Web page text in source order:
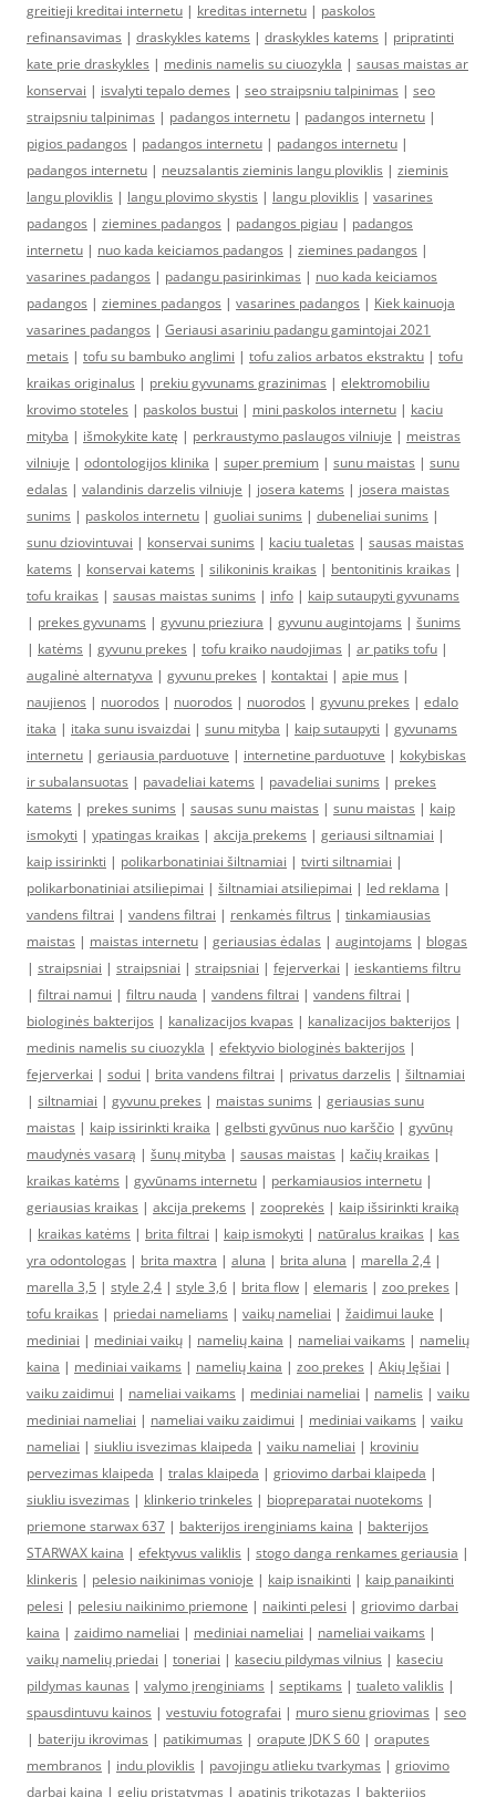
greitieji kreditai internetu | kreditas internetu | paskolos
refinansavimas | draskykles katems | draskykles katems | pripratinti
kate prie draskykles | medinis namelis su ciuozykla | sausas maistas ar
konservai | isvalyti tepalo demes | seo straipsniu talpinimas | seo
straipsniu talpinimas | padangos internetu | padangos internetu |
pigios padangos | padangos internetu | padangos internetu |
padangos internetu | neuzsalantis zieminis langu ploviklis | zieminis
langu ploviklis | langu plovimo skystis | langu ploviklis | vasarines
padangos | ziemines padangos | padangos pigiau | padangos
internetu | nuo kada keiciamos padangos | ziemines padangos |
vasarines padangos | padangu pasirinkimas | nuo kada keiciamos
padangos | ziemines padangos | vasarines padangos | Kiek kainuoja
vasarines padangos | Geriausi asariniu padangu gamintojai 2021
metais | tofu su bambuko anglimi | tofu zalios arbatos ekstraktu | tofu
kraikas originalus | prekiu gyvunams grazinimas | elektromobiliu
krovimo stoteles | paskolos bustui | mini paskolos internetu | kaciu
mityba | išmokykite katę | perkraustymo paslaugos vilniuje | meistras
vilniuje | odontologijos klinika | super premium | sunu maistas | sunu
edalas | valandinis darzelis vilniuje | josera katems | josera maistas
sunims | paskolos internetu | guoliai sunims | dubeneliai sunims |
sunu dziovintuvai | konservai sunims | kaciu tualetas | sausas maistas
katems | konservai katems | silikoninis kraikas | bentonitinis kraikas |
tofu kraikas | sausas maistas sunims | info | kaip sutaupyti gyvunams
| prekes gyvunams | gyvunu prieziura | gyvunu augintojams | šunims
| katėms | gyvunu prekes | tofu kraiko naudojimas | ar patiks tofu |
augalinė alternatyva | gyvunu prekes | kontaktai | apie mus |
naujienos | nuorodos | nuorodos | nuorodos | gyvunu prekes | edalo
itaka | itaka sunu isvaizdai | sunu mityba | kaip sutaupyti | gyvunams
internetu | geriausia parduotuve | internetine parduotuve | kokybiskas
ir subalansuotas | pavadeliai katems | pavadeliai sunims | prekes
katems | prekes sunims | sausas sunu maistas | sunu maistas | kaip
ismokyti | ypatingas kraikas | akcija prekems | geriausi siltnamiai |
kaip issirinkti | polikarbonatiniai šiltnamiai | tvirti siltnamiai |
polikarbonatiniai atsiliepimai | šiltnamiai atsiliepimai | led reklama |
vandens filtrai | vandens filtrai | renkamės filtrus | tinkamiausias
maistas | maistas internetu | geriausias ėdalas | augintojams | blogas
| straipsniai | straipsniai | straipsniai | fejerverkai | ieskantiems filtru
| filtrai namui | filtru nauda | vandens filtrai | vandens filtrai |
biologinės bakterijos | kanalizacijos kvapas | kanalizacijos bakterijos |
medinis namelis su ciuozykla | efektyvio biologinės bakterijos |
fejerverkai | sodui | brita vandens filtrai | privatus darzelis | šiltnamiai
| siltnamiai | gyvunu prekes | maistas sunims | geriausias sunu
maistas | kaip issirinkti kraika | gelbsti gyvūnus nuo karščio | gyvūnų
maudynės vasarą | šunų mityba | sausas maistas | kačių kraikas |
kraikas katėms | gyvūnams internetu | perkamiausios internetu |
geriausias kraikas | akcija prekems | zooprekės | kaip išsirinkti kraiką
| kraikas katėms | brita filtrai | kaip ismokyti | natūralus kraikas | kas
yra odontologas | brita maxtra | aluna | brita aluna | marella 2,4 |
marella 3,5 | style 2,4 | style 3,6 | brita flow | elemaris | zoo prekes |
tofu kraikas | priedai nameliams | vaikų nameliai | žaidimui lauke |
mediniai | mediniai vaikų | namelių kaina | nameliai vaikams | namelių
kaina | mediniai vaikams | namelių kaina | zoo prekes | Akių lęšiai |
vaiku zaidimui | nameliai vaikams | mediniai nameliai | namelis | vaiku
mediniai nameliai | nameliai vaiku zaidimui | mediniai vaikams | vaiku
nameliai | siukliu isvezimas klaipeda | vaiku nameliai | kroviniu
pervezimas klaipeda | tralas klaipeda | griovimo darbai klaipeda |
siukliu isvezimas | klinkerio trinkeles | biopreparatai nuotekoms |
priemone starwax 637 | bakterijos irenginiams kaina | bakterijos
STARWAX kaina | efektyvus valiklis | stogo danga renkames geriausia |
klinkeris | pelesio naikinimas vonioje | kaip isnaikinti | kaip panaikinti
pelesi | pelesiu naikinimo priemone | naikinti pelesi | griovimo darbai
kaina | zaidimo nameliai | mediniai nameliai | nameliai vaikams |
vaikų namelių priedai | toneriai | kaseciu pildymas vilnius | kaseciu
pildymas kaunas | valymo įrenginiams | septikams | tualeto valiklis |
spausdintuvu kainos | vestuviu fotografai | muro sienu griovimas | seo
| bateriju ikrovimas | patikimumas | orapute JDK S 60 | oraputes
membranos | indu ploviklis | pavojingu atlieku tvarkymas | griovimo
darbai kaina | geliu pristatymas | apatinis trikotazas | bakterijos